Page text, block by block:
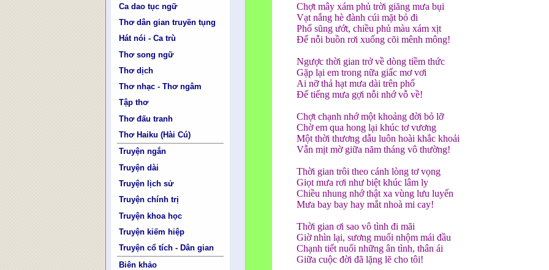
Ca dao tục ngữ
Thơ dân gian truyền tụng
Hát nói - Ca trù
Thơ song ngữ
Thơ dịch
Thơ nhạc - Thơ ngâm
Tập thơ
Thơ đấu tranh
Thơ Haiku (Hài Cú)
Truyện ngắn
Truyện dài
Truyện lịch sử
Truyện chính trị
Truyện khoa học
Truyện kiếm hiệp
Truyện cổ tích - Dân gian
Biên khảo
Chợt mây xám phủ trời giăng mưa bụi
Vạt nắng hè đành cúi mặt bỏ đi
Phố sũng ướt, chiều phủ màu xám xịt
Để nỗi buồn rơi xuống cõi mênh mông!
Ngược thời gian trở về dòng tiềm thức
Gặp lại em trong nữa giấc mơ vơi
Ai nỡ thả hạt mưa dài trên phố
Để tiếng mưa gợi nỗi nhớ vỗ về!
Chợt chạnh nhớ một khoảng đời bỏ lỡ
Chờ em qua hong lại khúc tơ vương
Một thời thương dẫu luôn hoài khắc khoải
Vẫn mịt mờ giữa năm tháng vô thường!
Thời gian trôi theo cánh lòng tơ vọng
Giọt mưa rơi như biệt khúc lâm ly
Chiều nhung nhớ thật xa vùng lưu luyến
Mưa bay bay hay mắt nhoà mi cay!
Thời gian ơi sao vô tình đi mãi
Giờ nhìn lại, sương muối nhộm mái đầu
Chạnh tiết nuối những ân tình, thân ái
Giữa cuộc đời đã lặng lẽ cho tôi!